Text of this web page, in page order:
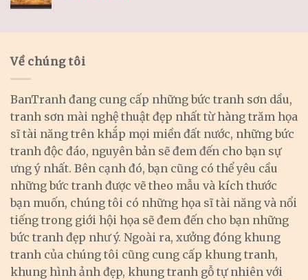
Về chúng tôi
BanTranh đang cung cấp những bức tranh sơn dầu,
tranh sơn mài nghệ thuật đẹp nhất từ hàng trăm họa
sĩ tài năng trên khắp mọi miền đất nước, những bức
tranh độc đáo, nguyên bản sẽ đem đến cho bạn sự
ưng ý nhất. Bên cạnh đó, bạn cũng có thể yêu cầu
những bức tranh được vẽ theo mẫu và kích thước
bạn muốn, chúng tôi có những họa sĩ tài năng và nổi
tiếng trong giới hội họa sẽ đem đến cho bạn những
bức tranh đẹp như ý. Ngoài ra, xưởng đóng khung
tranh của chúng tôi cũng cung cấp khung tranh,
khung hình ảnh đẹp, khung tranh gỗ tự nhiên với